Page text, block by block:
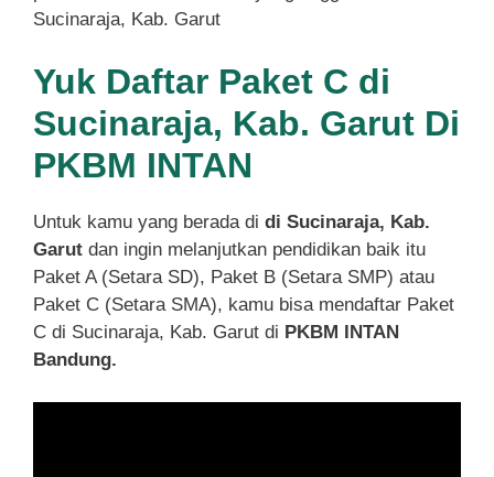
Sucinaraja, Kab. Garut
Yuk Daftar Paket C di
Sucinaraja, Kab. Garut Di
PKBM INTAN
Untuk kamu yang berada di di Sucinaraja, Kab.
Garut dan ingin melanjutkan pendidikan baik itu
Paket A (Setara SD), Paket B (Setara SMP) atau
Paket C (Setara SMA), kamu bisa mendaftar Paket
C di Sucinaraja, Kab. Garut di PKBM INTAN
Bandung.